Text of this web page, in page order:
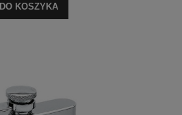
DO KOSZYKA